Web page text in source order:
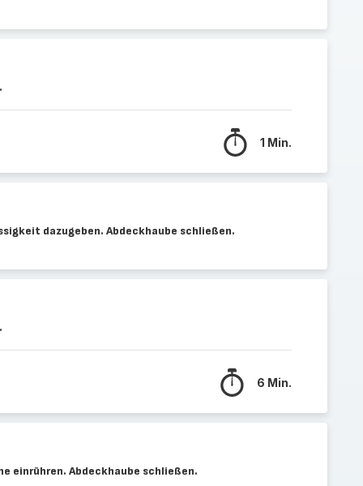
1 Min.
dazugeben. Abdeckhaube schließen.
6 Min.
einrühren. Abdeckhaube schließen.